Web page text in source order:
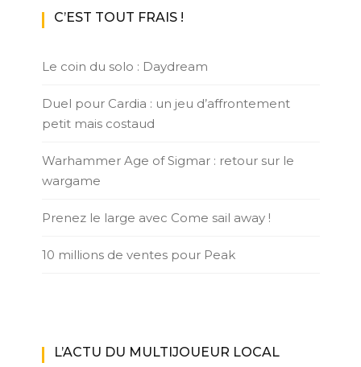
C’EST TOUT FRAIS !
Le coin du solo : Daydream
Duel pour Cardia : un jeu d’affrontement
petit mais costaud
Warhammer Age of Sigmar : retour sur le
wargame
Prenez le large avec Come sail away !
10 millions de ventes pour Peak
L’ACTU DU MULTIJOUEUR LOCAL